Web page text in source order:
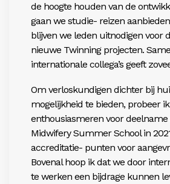
de hoogte houden van de
gaan we studie- reizen
blijven we leden uitnodigen voor
nieuwe Twinning projecten.
internationale collega’s geeft
Om verloskundigen dichter bij
mogelijkheid te bieden, probeer
enthousiasmeren voor
Midwifery Summer School in
accreditatie- punten voor
Bovenal hoop ik dat we door
te werken een bijdrage kunnen